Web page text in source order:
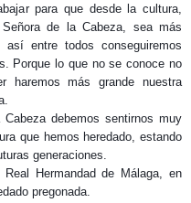
para que desde la cultura,
de la Cabeza, sea más
entre todos conseguiremos
Porque lo que no se conoce no
haremos más grande nuestra
debemos sentirnos muy
que hemos heredado, estando
generaciones.
Hermandad de Málaga, en
pregonada.